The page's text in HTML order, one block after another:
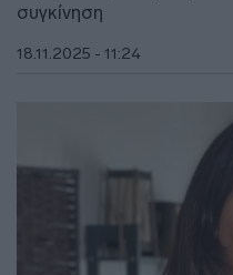
συγκίνηση
18.11.2025 - 11:24